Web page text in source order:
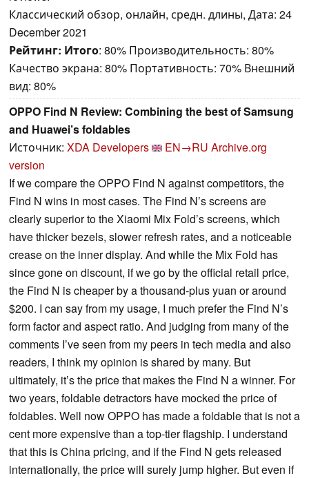
Классический обзор, онлайн, средн. длины, Дата: 24
December 2021
Рейтинг: Итого: 80% Производительность: 80%
Качество экрана: 80% Портативность: 70% Внешний
вид: 80%
OPPO Find N Review: Combining the best of Samsung
and Huawei’s foldables
Источник: XDA Developers EN→RU Archive.org
version
If we compare the OPPO Find N against competitors, the
Find N wins in most cases. The Find N’s screens are
clearly superior to the Xiaomi Mix Fold’s screens, which
have thicker bezels, slower refresh rates, and a noticeable
crease on the inner display. And while the Mix Fold has
since gone on discount, if we go by the official retail price,
the Find N is cheaper by a thousand-plus yuan or around
$200. I can say from my usage, I much prefer the Find N’s
form factor and aspect ratio. And judging from many of the
comments I’ve seen from my peers in tech media and also
readers, I think my opinion is shared by many. But
ultimately, it’s the price that makes the Find N a winner. For
two years, foldable detractors have mocked the price of
foldables. Well now OPPO has made a foldable that is not a
cent more expensive than a top-tier flagship. I understand
that this is China pricing, and if the Find N gets released
internationally, the price will surely jump higher. But even if